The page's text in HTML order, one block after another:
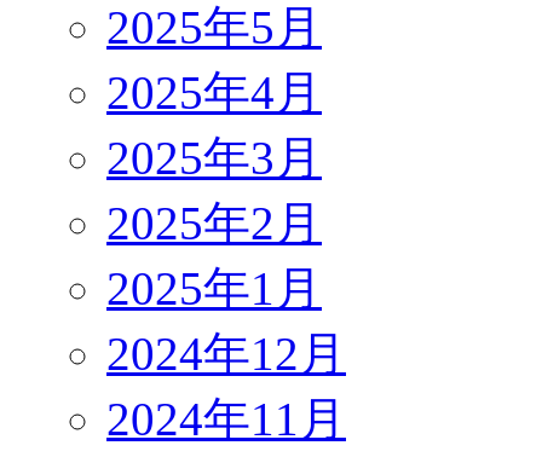
2025年5月
2025年4月
2025年3月
2025年2月
2025年1月
2024年12月
2024年11月